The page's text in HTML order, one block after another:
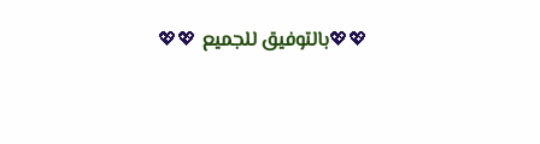
💖💖بالتوفيق للجميع 💖💖